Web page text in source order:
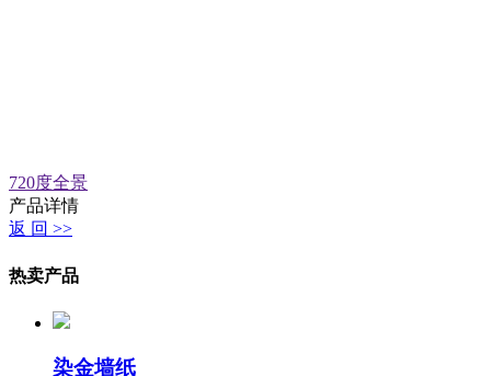
720度全景
产品详情
返 回 >>
热卖产品
染金墙纸